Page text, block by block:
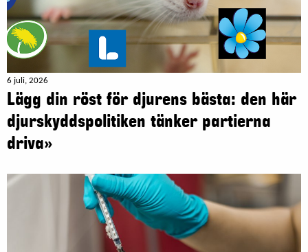
6 juli, 2026
Lägg din röst för djurens bästa: den här
djurskyddspolitiken tänker partierna
driva»